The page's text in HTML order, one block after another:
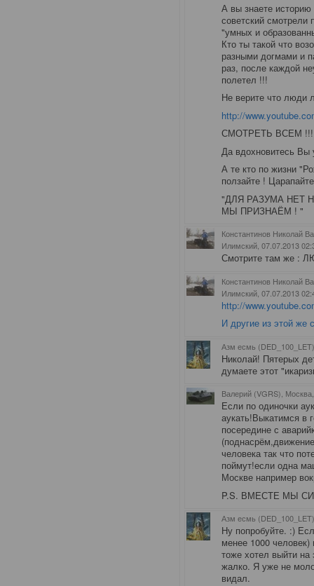
А вы знаете
советский смотрели
"умных и
Кто ты такой что
разными догмами и
раз, после каждой
полетел !!!
Не верите что люди
http://
СМОТРЕТЬ ВСЕМ !!!
Да вдохновитесь Вы
А те кто по жизни
ползайте !
"ДЛЯ РАЗУМА НЕТ
МЫ ПРИЗНАЁМ ! "
Константинов Николай
Илимский , 07.07.2013
Смотрите там же :
Константинов Николай
Илимский , 07.07.2013
http://
И другие из этой же
Азм есмь
Николай! Пятерых
думаете этот
Валерий (VGRS), Москва
Если по одиночки
аукать!Выкатимся в
посередине с
человека так что
поймут!если одна
Москве например
P.S. ВМЕСТЕ МЫ
Азм есмь
Ну попробуйте. :)
менее 1000 человек)
тоже хотел выйти
жалко. Я уже не
видал.